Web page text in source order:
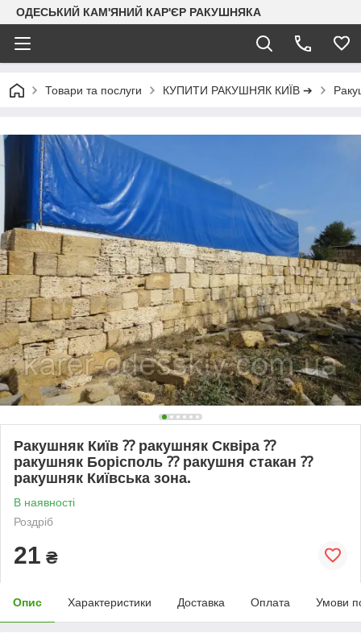
ОДЕСЬКИЙ КАМ'ЯНИЙ КАР'ЄР РАКУШНЯКА
Товари та послуги КУПИТИ РАКУШНЯК КИЇВ ➔
Ракушняк Київ ⁇ ракушняк Сквіра ⁇
ракушняк Борісполь ⁇ ракушня стакан ⁇
ракушняк Київська зона.
В наявності
Роздріб
21 ₴
Опис Характеристики Доставка Оплата Умови